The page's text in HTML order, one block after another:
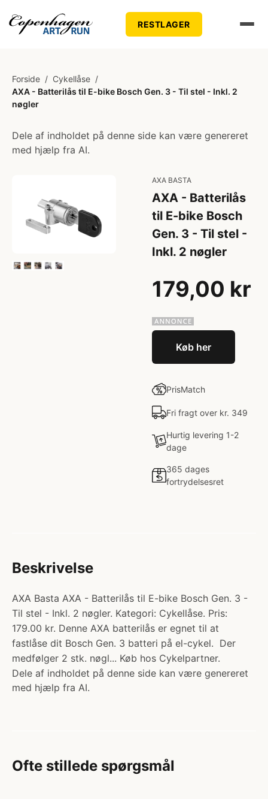
RESTLAGER
Forside / Cykellåse /
AXA - Batterilås til E-bike Bosch Gen. 3 - Til stel - Inkl. 2
nøgler
Dele af indholdet på denne side kan være genereret
med hjælp fra AI.
AXA BASTA
AXA - Batterilås
til E-bike Bosch
Gen. 3 - Til stel -
Inkl. 2 nøgler
179,00 kr
Køb her
PrisMatch
Fri fragt over kr. 349
Hurtig levering 1-2
dage
365 dages
fortrydelsesret
Beskrivelse
AXA Basta AXA - Batterilås til E-bike Bosch Gen. 3 -
Til stel - Inkl. 2 nøgler. Kategori: Cykellåse. Pris:
179.00 kr. Denne AXA batterilås er egnet til at
fastlåse dit Bosch Gen. 3 batteri på el-cykel. Der
medfølger 2 stk. nøgl... Køb hos Cykelpartner.
Dele af indholdet på denne side kan være genereret
med hjælp fra AI.
Ofte stillede spørgsmål